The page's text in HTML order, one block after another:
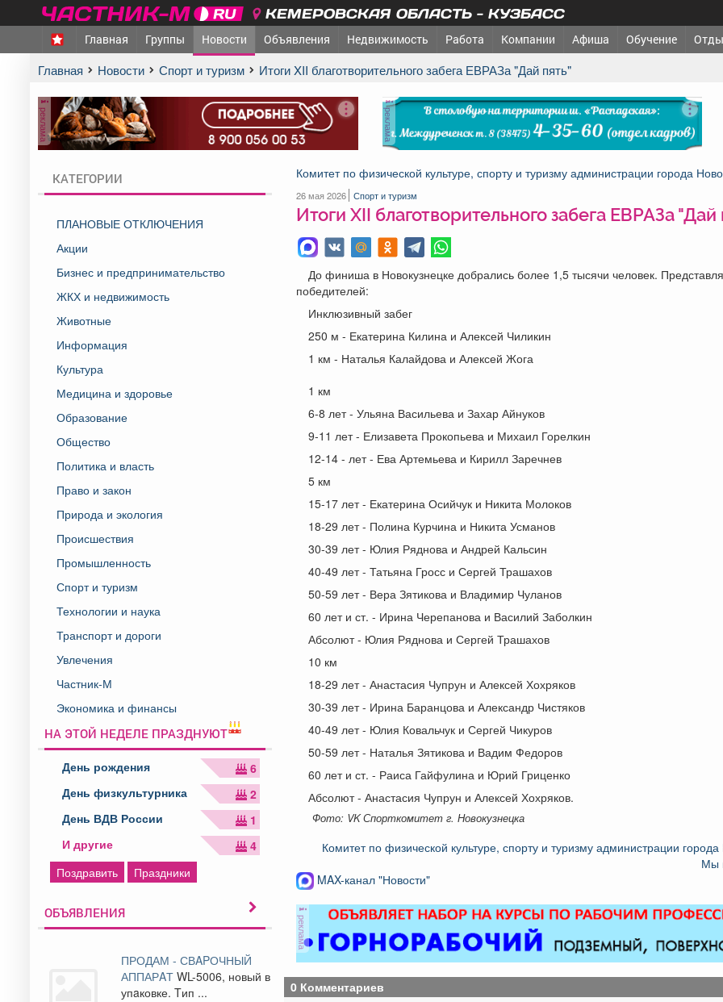
КЕМЕРОВСКАЯ ОБЛАСТЬ - КУЗБАСС
Главная Группы Новости Объявления Недвижимость Работа Компании Афиша Обучение
Главная Новости Спорт и туризм Итоги XII благотворительного забега ЕВРАЗа "Дай пять"
реклама реклама
КАТЕГОРИИ
ПЛАНОВЫЕ ОТКЛЮЧЕНИЯ
Акции
Бизнес и предпринимательство
ЖКХ и недвижимость
Животные
Информация
Культура
Медицина и здоровье
Образование
Общество
Политика и власть
Право и закон
Природа и экология
Происшествия
Промышленность
Спорт и туризм
Технологии и наука
Транспорт и дороги
Увлечения
Частник-М
Экономика и финансы
НА ЭТОЙ НЕДЕЛЕ ПРАЗДНУЮТ
День рождения
6
День физкультурника
2
День ВДВ России
1
И другие
4
Поздравить
Праздники
ОБЪЯВЛЕНИЯ
ПРОДАМ - СВAPОЧНЫЙ
АППАРAТWL-5006, новый в
упaковке. Tип ...
Комитет по физической культуре, спорту и туризму администрации города
26 мая 2026 Спорт и туризм
Итоги XII благотворительного забега ЕВРАЗа "Дай
До финиша в Новокузнецке добрались более 1,5 тысячи человек.
победителей:
Инклюзивный забег
250 м - Екатерина Килина и Алексей Чиликин
1 км - Наталья Калайдова и Алексей Жога
1 км
6-8 лет - Ульяна Васильева и Захар Айнуков
9-11 лет - Елизавета Прокопьева и Михаил Горелкин
12-14 - лет - Ева Артемьева и Кирилл Заречнев
5 км
15-17 лет - Екатерина Осийчук и Никита Молоков
18-29 лет - Полина Курчина и Никита Усманов
30-39 лет - Юлия Ряднова и Андрей Кальсин
40-49 лет - Татьяна Гросс и Сергей Трашахов
50-59 лет - Вера Зятикова и Владимир Чуланов
60 лет и ст. - Ирина Черепанова и Василий Заболкин
Абсолют - Юлия Ряднова и Сергей Трашахов
10 км
18-29 лет - Анастасия Чупрун и Алексей Хохряков
30-39 лет - Ирина Баранцова и Александр Чистяков
40-49 лет - Юлия Ковальчук и Сергей Чикуров
50-59 лет - Наталья Зятикова и Вадим Федоров
60 лет и ст. - Раиса Гайфулина и Юрий Гриценко
Абсолют - Анастасия Чупрун и Алексей Хохряков.
Фото: VK Спорткомитет г. Новокузнецка
Комитет по физической культуре, спорту и туризму администрации города
Мы
MAX-канал "Новости"
реклама
0 Комментариев